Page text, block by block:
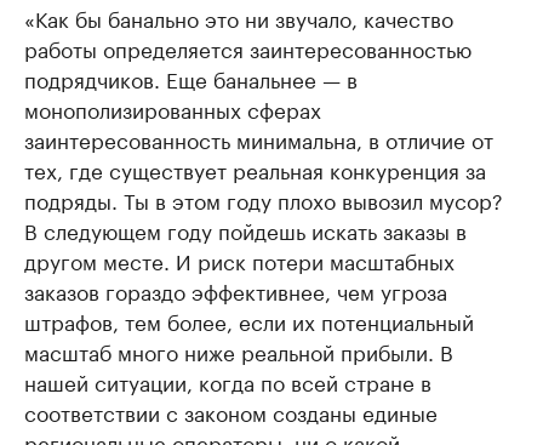
«Как бы банально это ни звучало, качество
работы определяется заинтересованностью
подрядчиков. Еще банальнее — в
монополизированных сферах
заинтересованность минимальна, в отличие от
тех, где существует реальная конкуренция за
подряды. Ты в этом году плохо вывозил мусор?
В следующем году пойдешь искать заказы в
другом месте. И риск потери масштабных
заказов гораздо эффективнее, чем угроза
штрафов, тем более, если их потенциальный
масштаб много ниже реальной прибыли. В
нашей ситуации, когда по всей стране в
соответствии с законом созданы единые